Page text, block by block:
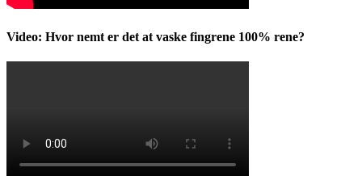
Video: Hvor nemt er det at vaske fingrene 100% rene?